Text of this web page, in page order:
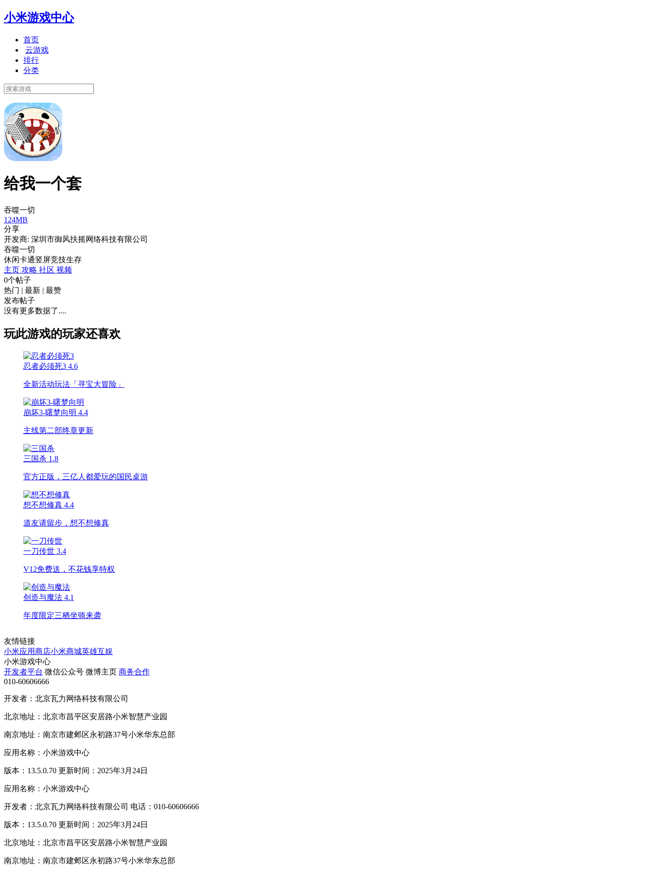
小米游戏中心
首页
云游戏
排行
分类
给我一个套
吞噬一切
124MB
分享
开发商: 深圳市御风扶摇网络科技有限公司
吞噬一切
休闲卡通竖屏竞技生存
主页 攻略 社区 视频
0个帖子
热门 | 最新 | 最赞
发布帖子
没有更多数据了....
玩此游戏的玩家还喜欢
忍者必须死3 4.6
全新活动玩法「寻宝大冒险」
崩坏3-曙梦向明 4.4
主线第二部终章更新
三国杀 1.8
官方正版，三亿人都爱玩的国民桌游
想不想修真 4.4
道友请留步，想不想修真
一刀传世 3.4
V12免费送，不花钱享特权
创造与魔法 4.1
年度限定三栖坐骑来袭
友情链接
小米应用商店小米商城英雄互娱
小米游戏中心
开发者平台 微信公众号 微博主页 商务合作
010-60606666
开发者：北京瓦力网络科技有限公司
北京地址：北京市昌平区安居路小米智慧产业园
南京地址：南京市建邺区永初路37号小米华东总部
应用名称：小米游戏中心
版本：13.5.0.70 更新时间：2025年3月24日
应用名称：小米游戏中心
开发者：北京瓦力网络科技有限公司 电话：010-60606666
版本：13.5.0.70 更新时间：2025年3月24日
北京地址：北京市昌平区安居路小米智慧产业园
南京地址：南京市建邺区永初路37号小米华东总部